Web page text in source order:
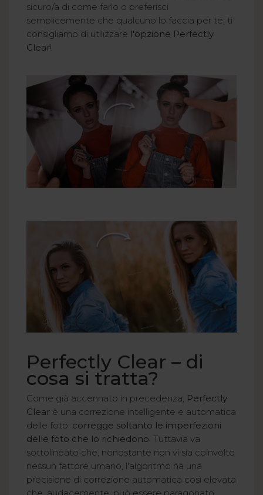
sicuro/a di come farlo o preferisci
semplicemente che qualcuno lo faccia per te, ti
consigliamo di utilizzare l'opzione Perfectly
Clear!
Perfectly Clear – di
cosa si tratta?
Come già accennato in precedenza, Perfectly
Clear è una correzione intelligente e automatica
delle foto: corregge soltanto le imperfezioni
delle foto che lo richiedono . Tuttavia va
sottolineato che, nonostante non vi sia coinvolto
nessun fattore umano, l'algoritmo ha una
precisione di correzione automatica così elevata